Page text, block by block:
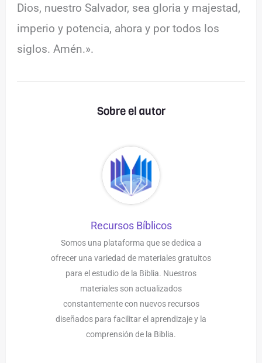
Dios, nuestro Salvador, sea gloria y majestad,
imperio y potencia, ahora y por todos los
siglos. Amén.».
Sobre el autor
Recursos Bíblicos
Somos una plataforma que se dedica a
ofrecer una variedad de materiales gratuitos
para el estudio de la Biblia. Nuestros
materiales son actualizados
constantemente con nuevos recursos
diseñados para facilitar el aprendizaje y la
comprensión de la Biblia.